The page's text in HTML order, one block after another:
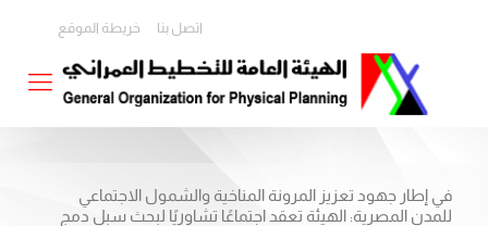
اتصل بنا خريطة الموقع
في إطار جهود تعزيز المرونة المناخية والشمول الاجتماعي
للمدن المصرية: الهيئة تعقد اجتماعًا تشاوريًا لبحث سبل دمج